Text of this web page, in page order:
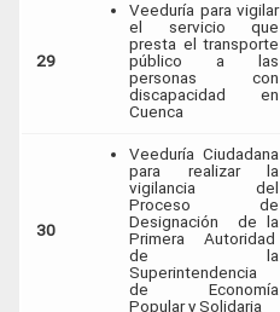
29
Veeduría para vigilar
el servicio que
presta el transporte
público a las
personas con
discapacidad en
Cuenca
30
Veeduría Ciudadana
para realizar la
vigilancia del
Proceso de
Designación de la
Primera Autoridad
de la
Superintendencia
de Economía
Popular y Solidaria